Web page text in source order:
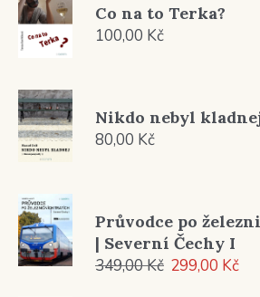
Co na to Terka?
100,00 Kč
Nikdo nebyl
80,00 Kč
Průvodce po
| Severní Čechy I
349,00Kč Původní
299,00 Kč